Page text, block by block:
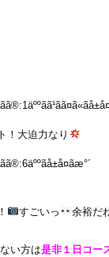
！大迫力なり
！ すごいっ
余裕だ
い方は是非１日コー